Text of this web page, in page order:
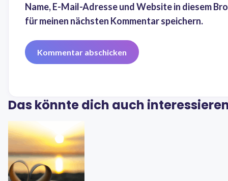
Name, E-Mail-Adresse und Website in diesem
für meinen nächsten Kommentar speichern.
Das könnte dich auch